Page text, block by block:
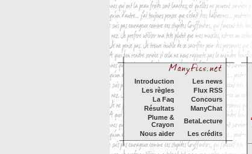
Introduction
Les news
Les règles
Flux RSS
La Faq
Concours
Résultats
ManyChat
Plume &
Crayon
BetaLecture
Nous aider
Les crédits